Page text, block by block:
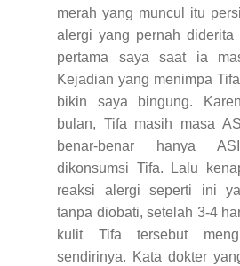
merah yang muncul itu
alergi yang pernah diderita
pertama saya saat ia
Kejadian yang menimpa
bikin saya bingung.
bulan, Tifa masih masa
benar-benar hanya
dikonsumsi Tifa. Lalu
reaksi alergi seperti ini
tanpa diobati, setelah 3-4
kulit Tifa tersebut
sendirinya. Kata dokter